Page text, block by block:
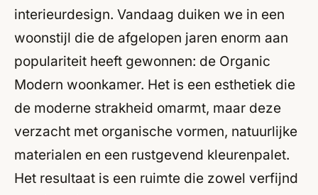
interieurdesign. Vandaag duiken we in een
woonstijl die de afgelopen jaren enorm aan
populariteit heeft gewonnen: de Organic
Modern woonkamer. Het is een esthetiek die
de moderne strakheid omarmt, maar deze
verzacht met organische vormen, natuurlijke
materialen en een rustgevend kleurenpalet.
Het resultaat is een ruimte die zowel verfijnd